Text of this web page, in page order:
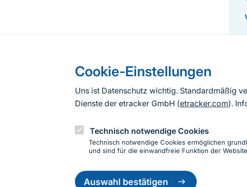
Cookie-Einstellungen
Uns ist Datenschutz wichtig. Standardmäßig
Dienste der etracker GmbH (etracker.com).
Technisch notwendige Cookies
Technisch notwendige Cookies ermöglichen
und sind für die einwandfreie Funktion der
Auswahl bestätigen
Einwilligung
zurückziehen
Informationen zur Seite